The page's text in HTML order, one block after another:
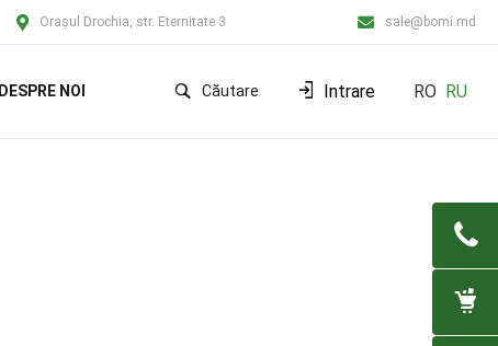
Orașul Drochia, str. Eternitate 3 sale@bomi.md
DESPRE NOI Căutare Intrare RO RU